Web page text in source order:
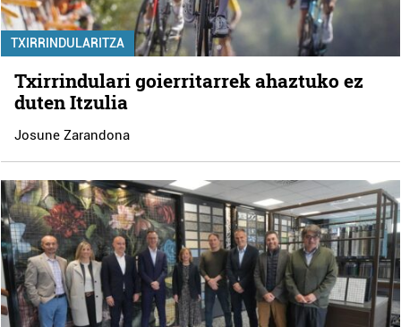
TXIRRINDULARITZA
Txirrindulari goierritarrek ahaztuko ez
duten Itzulia
Josune Zarandona